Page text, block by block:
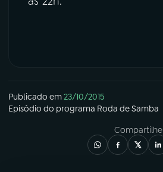
Publicado em23/10/2015
Episódio do programa Roda de Samba
Compartilhe